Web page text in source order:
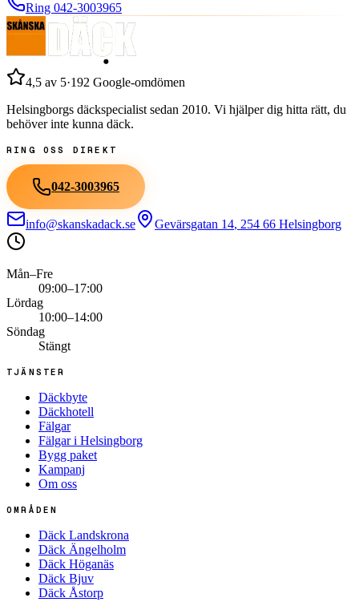
Ring 042-3003965
4,5 av 5·192 Google-omdömen
Helsingborgs däckspecialist sedan 2010. Vi hjälper dig hitta rätt, du
behöver inte kunna däck.
RING OSS DIREKT
042-3003965
info@skanskadack.se Gevärsgatan 14, 254 66 Helsingborg
Mån–Fre
09:00–17:00
Lördag
10:00–14:00
Söndag
Stängt
TJÄNSTER
Däckbyte
Däckhotell
Fälgar
Fälgar i Helsingborg
Bygg paket
Kampanj
Om oss
OMRÅDEN
Däck Landskrona
Däck Ängelholm
Däck Höganäs
Däck Bjuv
Däck Åstorp